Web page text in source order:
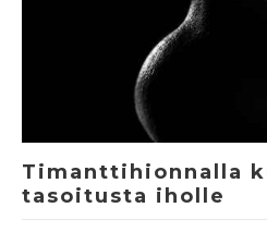
Timanttihionnalla
tasoitusta iholle